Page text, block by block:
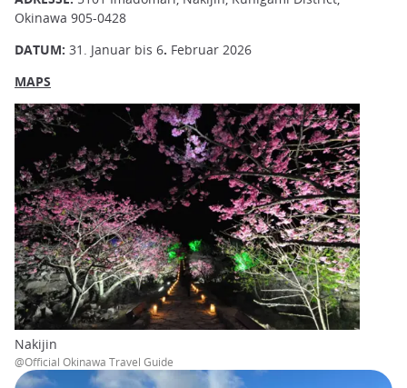
Okinawa 905-0428
DATUM: 31. Januar bis 6. Februar 2026
MAPS
Nakijin
@Official Okinawa Travel Guide